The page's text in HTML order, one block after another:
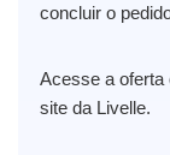
concluir o
Acesse a oferta
site da Livelle.